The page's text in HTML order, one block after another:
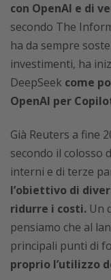
con OpenAI e di
secondo The
ha da sempre
investimenti, ha
DeepSeek come
OpenAI per
Già Reuters a fine
secondo il colosso
interni e di terze
l’obiettivo di
ridurre i costi. Un
pensiamo che al
principali punti di
proprio l’utilizzo